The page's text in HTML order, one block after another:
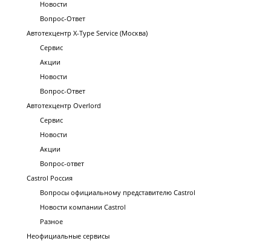
Новости
Вопрос-Ответ
Автотехцентр X-Type Service (Москва)
Сервис
Акции
Новости
Вопрос-Ответ
Автотехцентр Overlord
Сервис
Новости
Акции
Вопрос-ответ
Castrol Россия
Вопросы официальному представителю Castrol
Новости компании Castrol
Разное
Неофициальные сервисы